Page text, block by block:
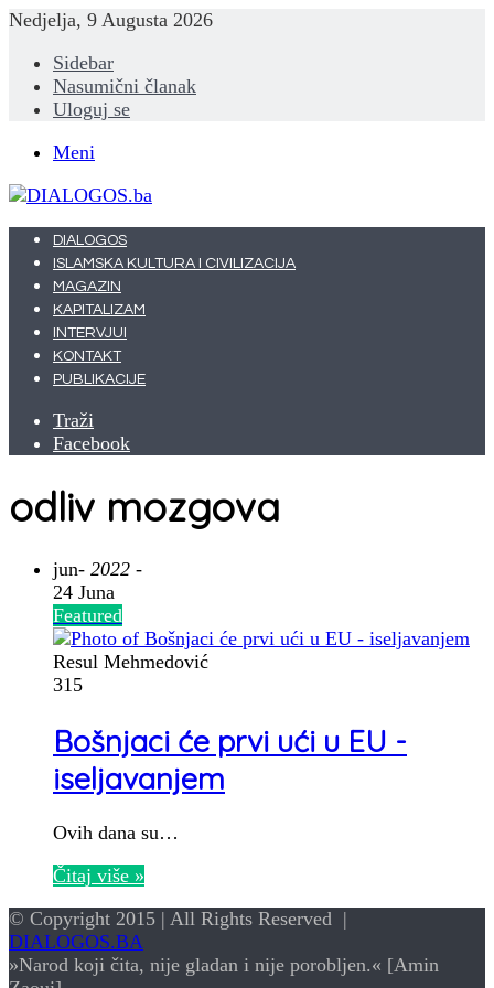
Nedjelja, 9 Augusta 2026
Sidebar
Nasumični članak
Uloguj se
Meni
DIALOGOS
ISLAMSKA KULTURA I CIVILIZACIJA
MAGAZIN
KAPITALIZAM
INTERVJUI
KONTAKT
PUBLIKACIJE
Traži
Facebook
odliv mozgova
jun- 2022 -
24 Juna
Featured
Resul Mehmedović
315
Bošnjaci će prvi ući u EU -
iseljavanjem
Ovih dana su…
Čitaj više »
© Copyright 2015 | All Rights Reserved |
DIALOGOS.BA
»Narod koji čita, nije gladan i nije porobljen.« [Amin